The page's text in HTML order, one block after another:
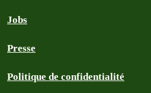
Jobs
Presse
Politique de confidentialité